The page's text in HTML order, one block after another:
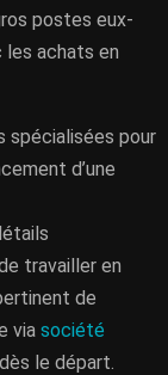
postes eux-
les achats en
spécialisées pour
d’une
travailler en
de
via société
le départ.